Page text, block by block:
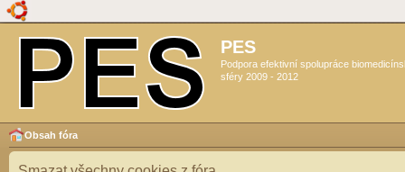
PES
Podpora efektivní spolupráce
sféry 2009 - 2012
Obsah fóra